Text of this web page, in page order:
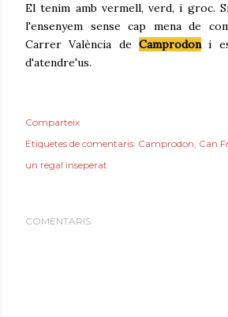
El tenim amb vermell, verd, i groc.
l'ensenyem sense cap mena de
Carrer València de Camprodoni
d'atendre'us.
Comparteix
Etiquetes de comentaris: Camprodon Can
un regal inseperat
COMENTARIS